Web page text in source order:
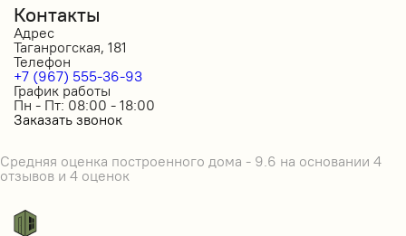
Контакты
Адрес
Таганрогская, 181
Телефон
+7 (967) 555-36-93
График работы
Пн - Пт: 08:00 - 18:00
Заказать звонок
Средняя оценка построенного дома - 9.6 на основании 4
отзывов и 4 оценок